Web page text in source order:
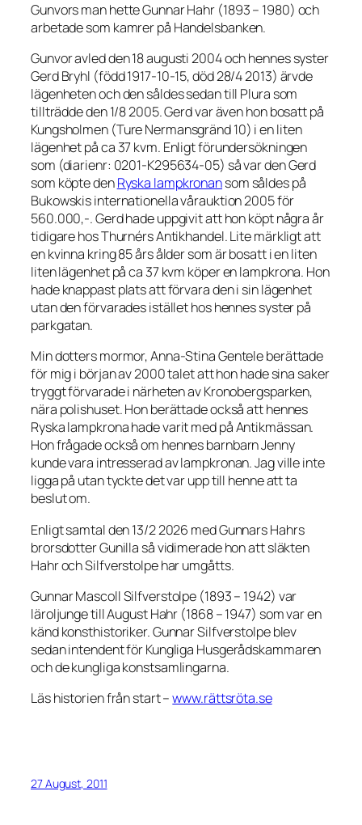
Gunvors man hette Gunnar Hahr (1893 – 1980) och
arbetade som kamrer på Handelsbanken.
Gunvor avled den 18 augusti 2004 och hennes syster
Gerd Bryhl (född 1917-10-15, död 28/4 2013) ärvde
lägenheten och den såldes sedan till Plura som
tillträdde den 1/8 2005. Gerd var även hon bosatt på
Kungsholmen (Ture Nermansgränd 10) i en liten
lägenhet på ca 37 kvm. Enligt förundersökningen
som (diarienr: 0201-K295634-05) så var den Gerd
som köpte denRyska lampkronansom såldes på
Bukowskis internationella vårauktion 2005 för
560.000,-. Gerd hade uppgivit att hon köpt några år
tidigare hos Thurnérs Antikhandel. Lite märkligt att
en kvinna kring 85 års ålder som är bosatt i en liten
liten lägenhet på ca 37 kvm köper en lampkrona. Hon
hade knappast plats att förvara den i sin lägenhet
utan den förvarades istället hos hennes syster på
parkgatan.
Min dotters mormor, Anna-Stina Gentele berättade
för mig i början av 2000 talet att hon hade sina saker
tryggt förvarade i närheten av Kronobergsparken,
nära polishuset. Hon berättade också att hennes
Ryska lampkrona hade varit med på Antikmässan.
Hon frågade också om hennes barnbarn Jenny
kunde vara intresserad av lampkronan. Jag ville inte
ligga på utan tyckte det var upp till henne att ta
beslut om.
Enligt samtal den 13/2 2026 med Gunnars Hahrs
brorsdotter Gunilla så vidimerade hon att släkten
Hahr och Silfverstolpe har umgåtts.
Gunnar Mascoll Silfverstolpe (1893 – 1942) var
läroljunge till August Hahr (1868 – 1947) som var en
känd konsthistoriker. Gunnar Silfverstolpe blev
sedan intendent för Kungliga Husgerådskammaren
och de kungliga konstsamlingarna.
Läs historien från start –www.rättsröta.se
27 August, 2011